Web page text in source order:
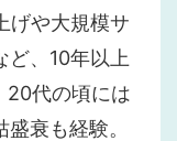
げや大規模サ
ど、10年以上
20代の頃には
衰も経験。